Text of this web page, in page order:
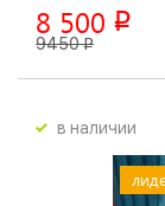
8 500 p
9450p
в наличии